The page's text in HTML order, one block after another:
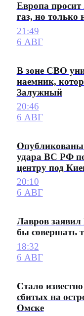
Европа просит
газ, но только
21:49
6 АВГ
В зоне СВО
наемник,
Залужный
20:46
6 АВГ
Опубликованы
удара ВС РФ
центру под
20:10
6 АВГ
Лавров заявил
бы совершать
18:32
6 АВГ
Стало
сбитых на
Омске